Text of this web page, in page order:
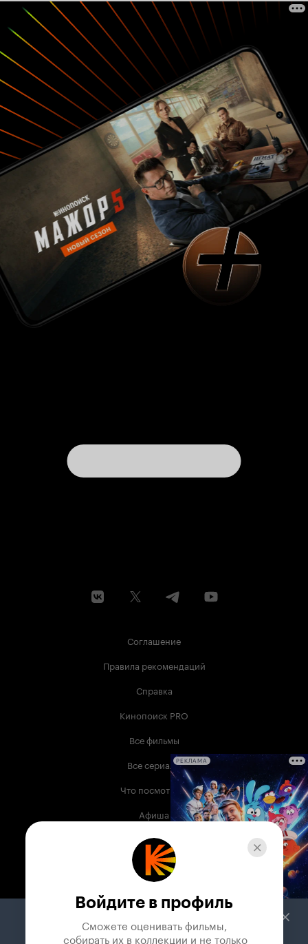
Соглашение
Правила рекомендаций
Справка
Кинопоиск PRO
Все фильмы
Все сериалы
Что посмотреть
Афиша
Музыка
Телепрограмма
Служба поддержки
РЕКЛАМА
Войдите в профиль
Сможете оценивать фильмы,
собирать их в коллекции и не только